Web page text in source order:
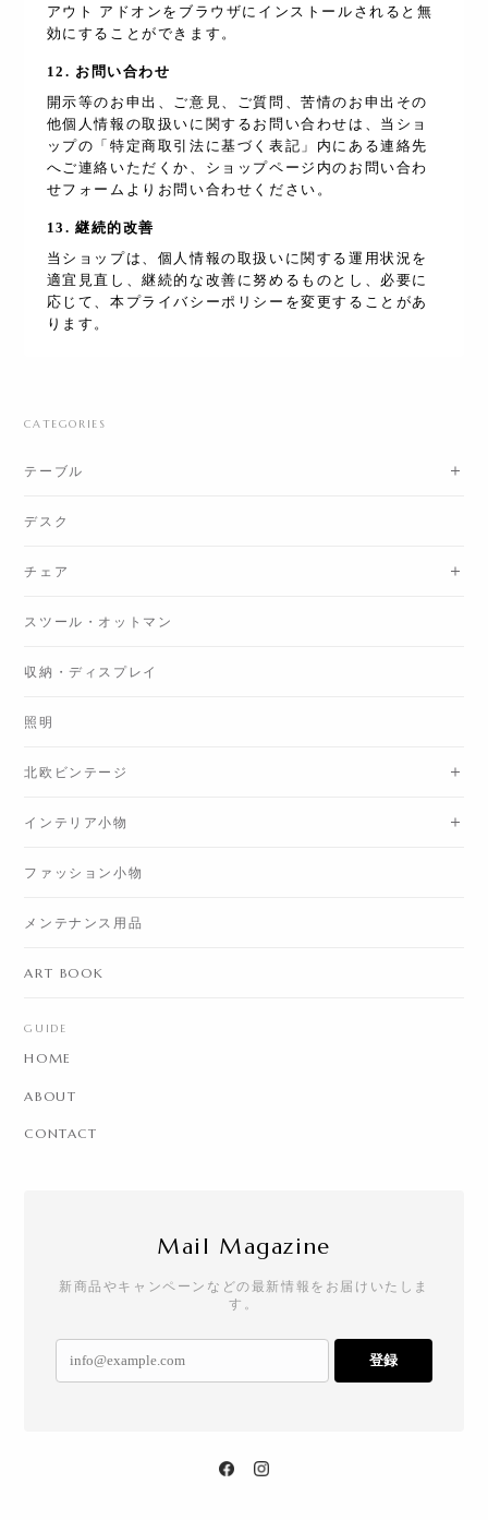
アウト アドオンをブラウザにインストールされると無
効にすることができます。
12. お問い合わせ
開示等のお申出、ご意見、ご質問、苦情のお申出その
他個人情報の取扱いに関するお問い合わせは、当ショ
ップの「特定商取引法に基づく表記」内にある連絡先
へご連絡いただくか、ショップページ内のお問い合わ
せフォームよりお問い合わせください。
13. 継続的改善
当ショップは、個人情報の取扱いに関する運用状況を
適宜見直し、継続的な改善に努めるものとし、必要に
応じて、本プライバシーポリシーを変更することがあ
ります。
CATEGORIES
テーブル
デスク
チェア
スツール・オットマン
収納・ディスプレイ
照明
北欧ビンテージ
インテリア小物
ファッション小物
メンテナンス用品
ART BOOK
GUIDE
HOME
ABOUT
CONTACT
Mail Magazine
新商品やキャンペーンなどの最新情報をお届けいたしま
す。
登録